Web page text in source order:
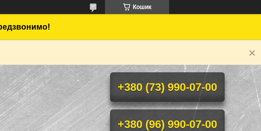
Кошик
+380 (73) 990-07-00
+380 (96) 990-07-00